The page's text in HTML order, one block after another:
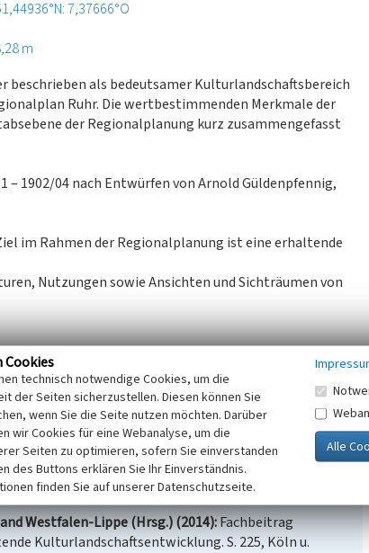
7,37666°O
m
beschrieben als bedeutsamer Kulturlandschaftsbereich
Ruhr. Die wertbestimmenden Merkmale der
der Regionalplanung kurz zusammengefasst
1902/04 nach Entwürfen von Arnold Güldenpfennig,
im Rahmen der Regionalplanung ist eine erhaltende
Nutzungen sowie Ansichten und Sichträumen von
Westfalen-Lippe, Fachbeitrag Kulturlandschaft zum
(Abgerufen: 04.04.2016)
Westfalen-Lippe (Hrsg.) (2014) Fachbeitrag
Kulturlandschaftsentwicklung. S. 225, Köln u.
Cookies
technisch notwendige Cookies, um die
der Seiten sicherzustellen. Diesen können Sie
wenn Sie die Seite nutzen möchten. Darüber
wir Cookies für eine Webanalyse, um die
Seiten zu optimieren, sofern Sie einverstanden
des Buttons erklären Sie Ihr Einverständnis.
finden Sie auf unserer Datenschutzseite.